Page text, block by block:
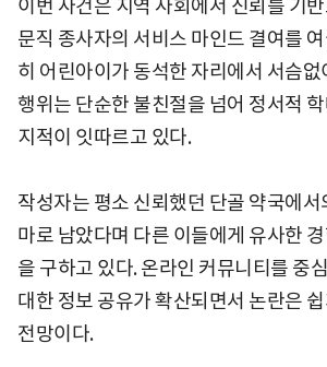
이번 사건은 지역 사회에서 신뢰를 기
문직 종사자의 서비스 마인드 결여를
히 어린아이가 동석한 자리에서 서슴
행위는 단순한 불친절을 넘어 정서적
지적이 잇따르고 있다.
작성자는 평소 신뢰했던 단골 약국에
마로 남았다며 다른 이들에게 유사한
을 구하고 있다. 온라인 커뮤니티를 중
대한 정보 공유가 확산되면서 논란은
전망이다.